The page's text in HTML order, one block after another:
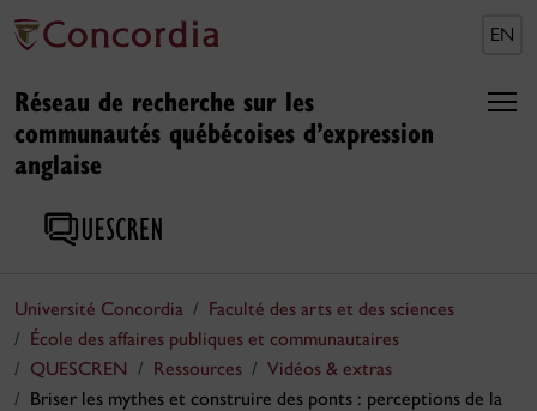
EN
Réseau de recherche sur les
communautés québécoises d’expression
anglaise
Université Concordia
Faculté des arts et des sciences
École des affaires publiques et communautaires
QUESCREN
Ressources
Vidéos & extras
Briser les mythes et construire des ponts : perceptions de la